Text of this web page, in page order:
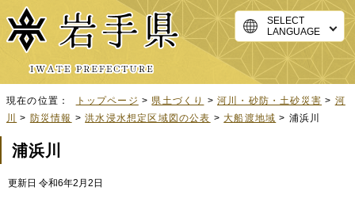
SELECT
LANGUAGE
現在の位置： トップページ > 県土づくり >河川・砂防・土砂災害 > 河
川
> 防災情報 >洪水浸水想定区域図の公表 >大船渡地域 > 浦浜川
浦浜川
更新日 令和6年2月2日